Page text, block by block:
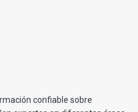
confiable sobre